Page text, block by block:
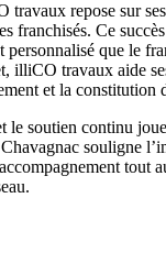
travaux repose sur
franchisés. Ce
personnalisé que le
illiCO travaux aide
et la constitution
le soutien continu
souligne
tout